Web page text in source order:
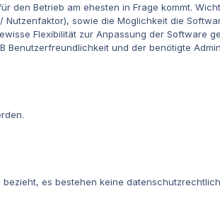
den Betrieb am ehesten in Frage kommt.
sowie die Möglichkeit die
Flexibilität zur Anpassung der Software
Benutzerfreundlichkeit und der benötigte
es bestehen keine